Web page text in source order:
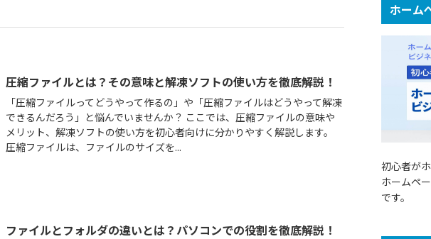
圧縮ファイルとは？その意味と解凍ソフトの使い方を徹底解説！
「圧縮ファイルってどうやって作るの」や「圧縮ファイルはどうやって解凍
できるんだろう」と悩んでいませんか？ ここでは、圧縮ファイルの意味や
メリット、解凍ソフトの使い方を初心者向けに分かりやすく解説します。
圧縮ファイルは、ファイルのサイズを...
ファイルとフォルダの違いとは？パソコンでの役割を徹底解説！
ホーム
初心者が
ホームペ
です。